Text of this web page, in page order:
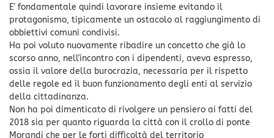
E' fondamentale quindi lavorare insieme evitando il
protagonismo, tipicamente un ostacolo al raggiungimento di
obbiettivi comuni condivisi.
Ha poi voluto nuovamente ribadire un concetto che già lo
scorso anno, nell'incontro con i dipendenti, aveva espresso,
ossia il valore della burocrazia, necessaria per il rispetto
delle regole ed il buon funzionamento degli enti al servizio
della cittadinanza.
Non ha poi dimenticato di rivolgere un pensiero ai fatti del
2018 sia per quanto riguarda la città con il crollo di ponte
Morandi che per le forti difficoltà del territorio